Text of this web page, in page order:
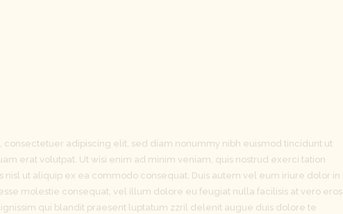
consectetuer adipiscing elit, sed diam nonummy nibh euismod tincidunt ut
erat volutpat. Ut wisi enim ad minim veniam, quis nostrud exerci tation
nisl ut aliquip ex ea commodo consequat. Duis autem vel eum iriure dolor in
molestie consequat, vel illum dolore eu feugiat nulla facilisis at vero eros
qui blandit praesent luptatum zzril delenit augue duis dolore te